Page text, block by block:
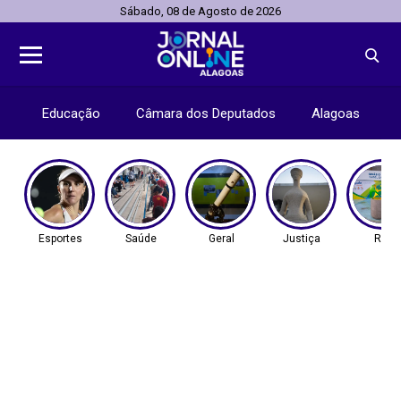
Sábado, 08 de Agosto de 2026
Educação Câmara dos Deputados Alagoas
Esportes Saúde Geral Justiça Rio